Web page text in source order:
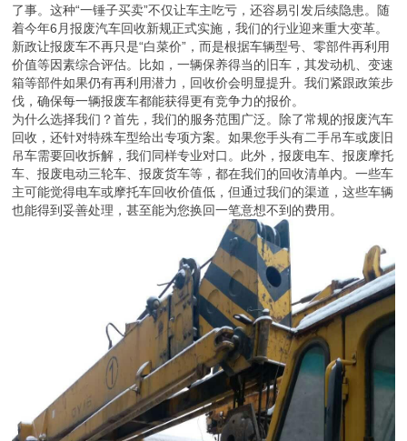
了事。这种“一锤子买卖”不仅让车主吃亏，还容易引发后续隐患。随
着今年6月报废汽车回收新规正式实施，我们的行业迎来重大变革。
新政让报废车不再只是“白菜价”，而是根据车辆型号、零部件再利用
价值等因素综合评估。比如，一辆保养得当的旧车，其发动机、变速
箱等部件如果仍有再利用潜力，回收价会明显提升。我们紧跟政策步
伐，确保每一辆报废车都能获得更有竞争力的报价。
为什么选择我们？首先，我们的服务范围广泛。除了常规的报废汽车
回收，还针对特殊车型给出专项方案。如果您手头有二手吊车或废旧
吊车需要回收拆解，我们同样专业对口。此外，报废电车、报废摩托
车、报废电动三轮车、报废货车等，都在我们的回收清单内。一些车
主可能觉得电车或摩托车回收价值低，但通过我们的渠道，这些车辆
也能得到妥善处理，甚至能为您换回一笔意想不到的费用。